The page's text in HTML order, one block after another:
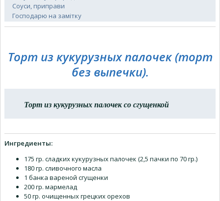
Соуси, приправи
Господарю на замітку
Торт из кукурузных палочек (торт
без выпечки).
Торт из кукурузных палочек со сгущенкой
Ингредиенты:
175 гр. сладких кукурузных палочек (2,5 пачки по 70 гр.)
180 гр. сливочного масла
1 банка вареной сгущенки
200 гр. мармелад
50 гр. очищенных грецких орехов